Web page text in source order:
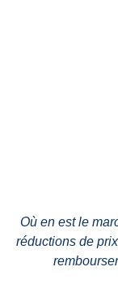
Où en est le
réductions de